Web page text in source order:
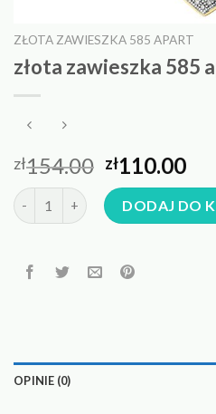
ZŁOTA ZAWIESZKA 585 APART
złota zawieszka 585
zł154.00 zł110.00
ilość złota zawieszka 585 apart
DODAJ DO
OPINIE (0)